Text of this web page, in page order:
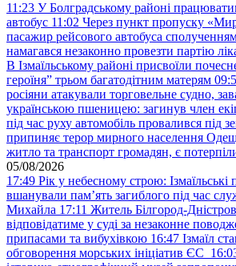
11:23 У Болградському районі
автобус 11:02 Через пункт пропуску
пасажир рейсового автобуса
намагався незаконно провезти партію
В Ізмаїльському районі присвоїли
героїня” трьом багатодітним матерям
росіяни атакували торговельне судно,
українською пшеницею: загинув член
під час руху автомобіль провалився під
припиняє терор мирного населення
житло та транспорт громадян, є
05/08/2026
17:49 Рік у небесному строю: Ізмаїльські
вшанували пам’ять загиблого під час
Михайла 17:11 Житель Білгород-
відповідатиме у суді за незаконне
припасами та вибухівкою 16:47 Ізмаїл
обговорення морських ініціатив ЄС